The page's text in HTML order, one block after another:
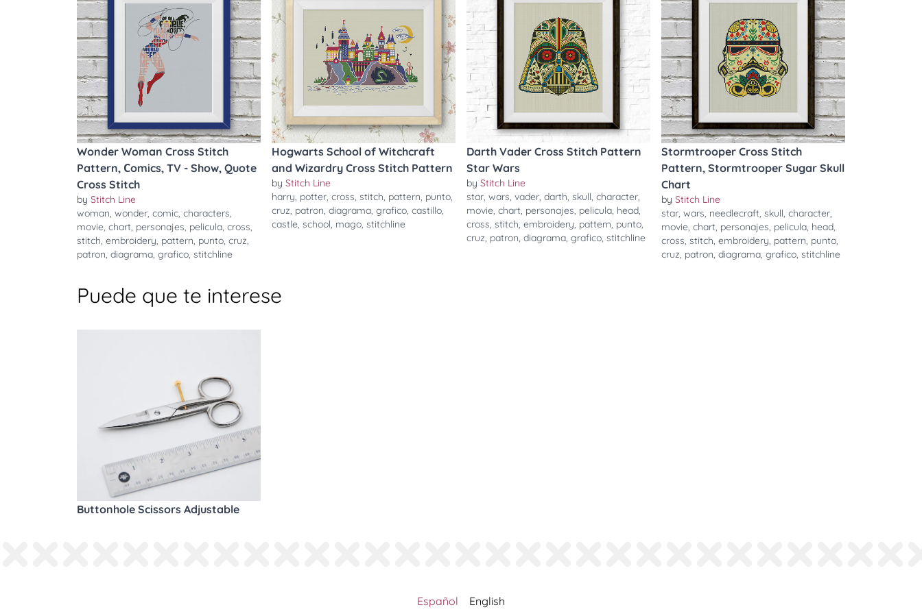
Wonder Woman Cross Stitch
Pattern, Сomics, TV - Show, Quote
Cross Stitch
by Stitch Line
woman, wonder, comic, characters,
movie, chart, personajes, pelicula, cross,
stitch, embroidery, pattern, punto, cruz,
patron, diagrama, grafico, stitchline
Hogwarts School of Witchcraft
and Wizardry Cross Stitch Pattern
by Stitch Line
harry, potter, cross, stitch, pattern, punto,
cruz, patron, diagrama, grafico, castillo,
castle, school, mago, stitchline
Darth Vader Cross Stitch Pattern
Star Wars
by Stitch Line
star, wars, vader, darth, skull, character,
movie, chart, personajes, pelicula, head,
cross, stitch, embroidery, pattern, punto,
cruz, patron, diagrama, grafico, stitchline
Stormtrooper Cross Stitch
Pattern, Stormtrooper Sugar Skull
Chart
by Stitch Line
star, wars, needlecraft, skull, character,
movie, chart, personajes, pelicula, head,
cross, stitch, embroidery, pattern, punto,
cruz, patron, diagrama, grafico, stitchline
Puede que te interese
Buttonhole Scissors Adjustable
Español English